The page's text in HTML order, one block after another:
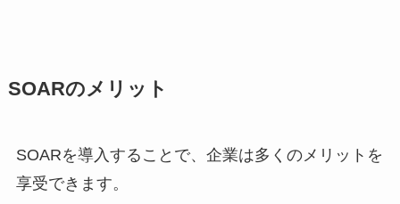
SOARのメリット
SOARを導入することで、企業は多くのメリットを
享受できます。